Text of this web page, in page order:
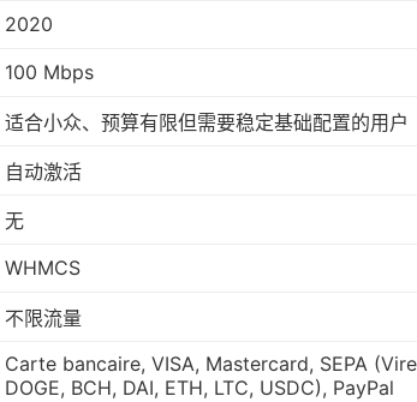
2020
100 Mbps
适合小众、预算有限但需要稳定基础配置的用户
自动激活
无
WHMCS
不限流量
Carte bancaire, VISA, Mastercard, SEPA
DOGE, BCH, DAI, ETH, LTC, USDC), PayPal